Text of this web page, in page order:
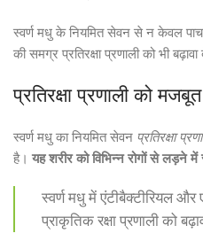
स्वर्ण मधु के नियमित सेवन से न केवल
की समग्र प्रतिरक्षा प्रणाली को भी बढ़ावा
प्रतिरक्षा प्रणाली को
स्वर्ण मधु का नियमित सेवन प्रतिरक्षा
है। यह शरीर को विभिन्न रोगों से लड़ने में
स्वर्ण मधु में एंटीबैक्टीरियल और
प्राकृतिक रक्षा प्रणाली को